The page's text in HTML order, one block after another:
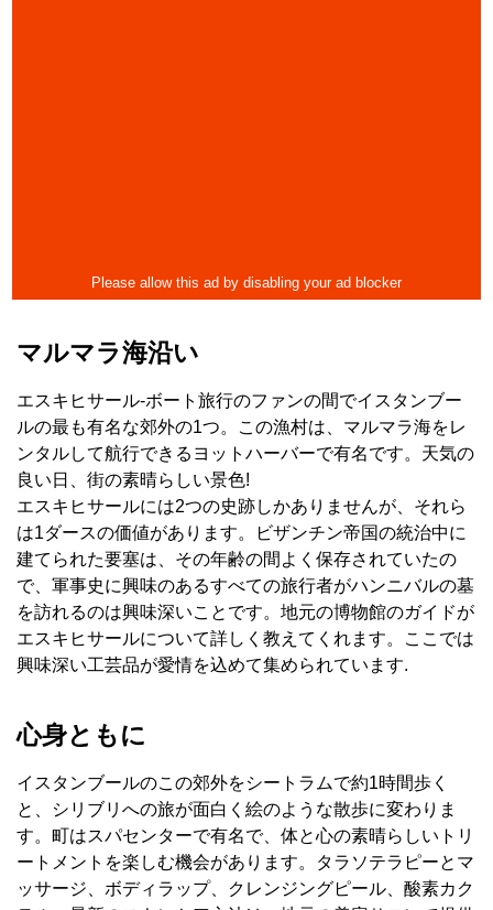
マルマラ海沿い
エスキヒサール-ボート旅行のファンの間でイスタンブー
ルの最も有名な郊外の1つ。この漁村は、マルマラ海をレ
ンタルして航行できるヨットハーバーで有名です。天気の
良い日、街の素晴らしい景色!
エスキヒサールには2つの史跡しかありませんが、それら
は1ダースの価値があります。ビザンチン帝国の統治中に
建てられた要塞は、その年齢の間よく保存されていたの
で、軍事史に興味のあるすべての旅行者がハンニバルの墓
を訪れるのは興味深いことです。地元の博物館のガイドが
エスキヒサールについて詳しく教えてくれます。ここでは
興味深い工芸品が愛情を込めて集められています.
心身ともに
イスタンブールのこの郊外をシートラムで約1時間歩く
と、シリブリへの旅が面白く絵のような散歩に変わりま
す。町はスパセンターで有名で、体と心の素晴らしいトリ
ートメントを楽しむ機会があります。タラソテラピーとマ
ッサージ、ボディラップ、クレンジングピール、酸素カク